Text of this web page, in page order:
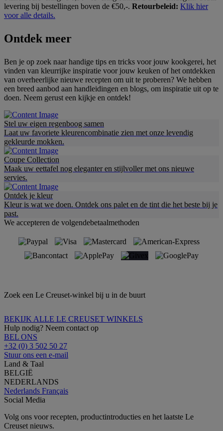
levering bij bestellingen boven de €50,-. Retourbeleid: Klik hier
voor alle details.
Ontdek meer
Ben je op zoek naar handige tips en tricks voor jouw kookgerei, het
vinden van kleurrijke inspiratie voor jouw keuken of het ontdekken
van overheerlijke nieuwe recepten om uit te proberen? We hebben
een breed aanbod aan handleidingen en blogs, om inspiratie uit op te
doen. Neem gerust een kijkje en ontdek!
Stel uw eigen regenboog samen
Laat uw favoriete kleurencombinatie zien met onze levendig
gekleurde mokken.
Coupe Collection
Maak uw eettafel nog eleganter en stijlvoller met ons nieuwe
servies.
Ontdek je kleur
Kleur is wat we doen. Ontdek ons palet en de tint die het beste bij je
past.
We accepteren de volgendebetaalmethoden
Zoek een Le Creuset-winkel bij u in de buurt
BEKIJK ALLE LE CREUSET WINKELS
Hulp nodig? Neem contact op
BEL ONS
+32 (0) 3 502 50 27
Stuur ons een e-mail
Land & Taal
BELGIË
NEDERLANDS
Nederlands Français
Social Media
Volg ons voor recepten, productintroducties en het laatste Le
Creuset nieuws.